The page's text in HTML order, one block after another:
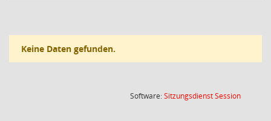
Keine Daten gefunden.
Software:SitzungsdienstSession(Wird in